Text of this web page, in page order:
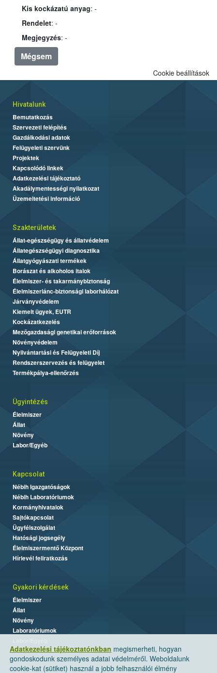
Kis kockázatú anyag: -
Rendelet: -
Megjegyzés: -
Mégsem
Adatkezelési tájékoztatónkban megismerheti, hogyan
gondoskodunk személyes adatai védelméről. Weboldalunk
cookie-kat (sütiket) használ a jobb felhasználói élmény
Cookie beállítások
Hivatalunk
Bemutatkozás
Szervezeti felépítés
Gazdálkodási adatok
Felügyeleti szervünk
Projektek
Kapcsolódó linkek
Adatkezelési tájékoztató
Akadálymentességi nyilatkozat
Üzemeltetési információ
Szakterületek
Állat-egészségügy és állatvédelem
Állategészségügyi diagnosztika
Állatgyógyászati termékek
Borászat és alkoholos italok
Élelmiszer- és takarmánybiztonság
Élelmiszerlánc-biztonsági laborhálózat
Járványvédelem
Kiemelt ügyek, EUTR
Kockázatkezelés
Mezőgazdasági genetikai erőforrások
Növényvédelem
Nyilvántartási és Felügyeleti Díj
Rendszerszervezés és felügyelet
Termékpálya-ellenőrzés
Ügyintézés
Élelmiszer
Állat
Növény
Labor/Egyéb
Kapcsolat
Nébih Igazgatóságok
Nébih Laboratóriumok
Kormányhivatalok
Sajtókapcsolat
Ügyfélszolgálat
Hatósági jogsegély
Élelmiszermentő Központ
Hírlevél feliratkozás
Gyakori kérdések
Élelmiszer
Állat
Növény
Laboratóriumok